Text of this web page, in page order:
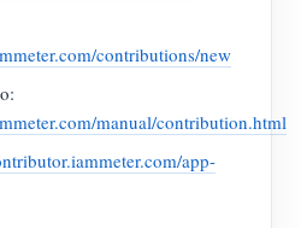
contributions/new
manual/contribution.html
app-